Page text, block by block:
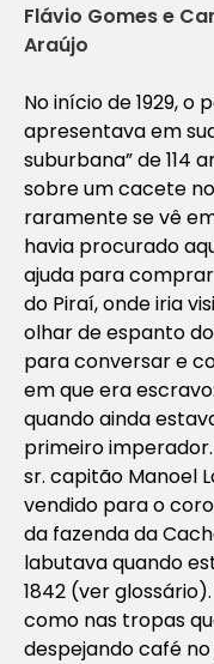
Flávio Gomes e
Araújo
No início de 1929,
apresentava em
suburbana” de 114
sobre um cacete
raramente se vê
havia procurado
ajuda para
do Piraí, onde iria
olhar de espanto
para conversar e
em que era
quando ainda
primeiro
sr. capitão Manoel
vendido para o
da fazenda da
labutava quando
1842 (ver glossário
como nas tropas
despejando café